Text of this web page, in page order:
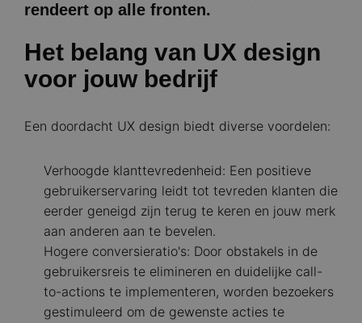
rendeert op alle fronten.
Het belang van UX design
voor jouw bedrijf
Een doordacht UX design biedt diverse voordelen:
Verhoogde klanttevredenheid: Een positieve
gebruikerservaring leidt tot tevreden klanten die
eerder geneigd zijn terug te keren en jouw merk
aan anderen aan te bevelen.
Hogere conversieratio's: Door obstakels in de
gebruikersreis te elimineren en duidelijke call-
to-actions te implementeren, worden bezoekers
gestimuleerd om de gewenste acties te